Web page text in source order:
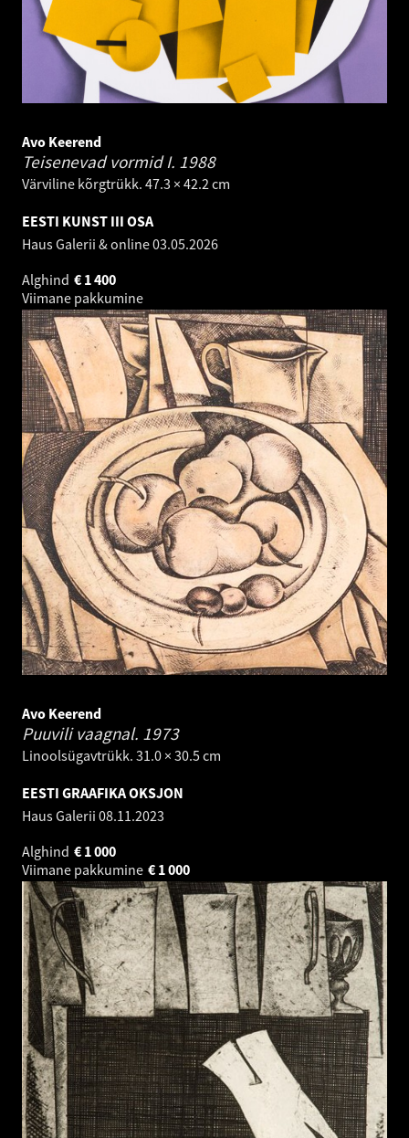
Avo Keerend
Teisenevad vormid I. 1988
Värviline kõrgtrükk. 47.3 × 42.2 cm
EESTI KUNST III OSA
Haus Galerii & online03.05.2026
Alghind
1 400
€
Viimane pakkumine
Avo Keerend
Puuvili vaagnal. 1973
Linoolsügavtrükk. 31.0 × 30.5 cm
EESTI GRAAFIKA OKSJON
Haus Galerii 08.11.2023
Alghind
1 000
€
Viimane pakkumine
1 000
€